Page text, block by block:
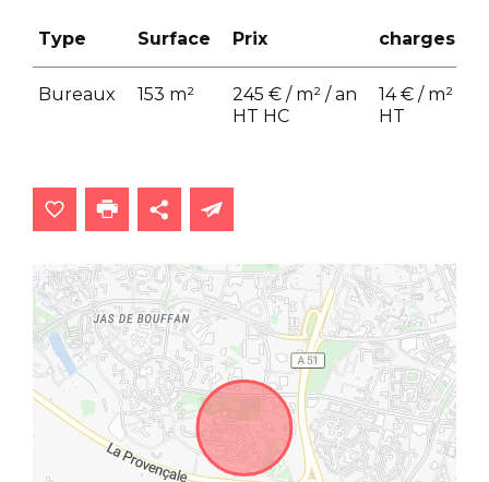
Type Surface Prix charges
Bureaux 153 m²
245 € / m² / an
HT HC
14 € / m² / an
HT